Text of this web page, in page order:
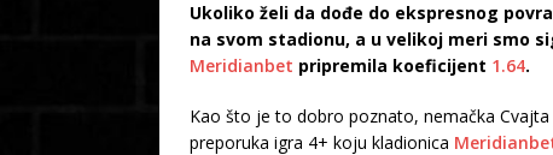
Ukoliko želi da dođe do ekspresnog
na svom stadionu, a u velikoj meri smo
Meridianbet pripremila koeficijent 1.64.
Kao što je to dobro poznato, nemačka
preporuka igra 4+ koju kladionica